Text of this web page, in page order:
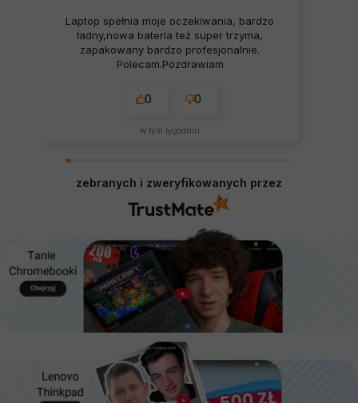
Laptop spełnia moje oczekiwania, bardzo
ładny,nowa bateria też super trzyma,
zapakowany bardzo profesjonalnie.
Polecam.Pozdrawiam
0 0
w tym tygodniu
zebranych i zweryfikowanych przez